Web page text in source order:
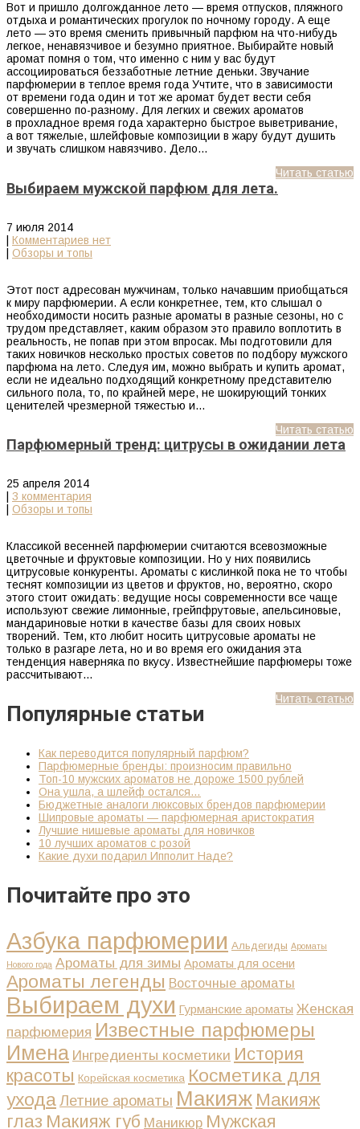
Вот и пришло долгожданное лето — время отпусков, пляжного
отдыха и романтических прогулок по ночному городу. А еще
лето — это время сменить привычный парфюм на что-нибудь
легкое, ненавязчивое и безумно приятное. Выбирайте новый
аромат помня о том, что именно с ним у вас будут
ассоциироваться беззаботные летние деньки. Звучание
парфюмерии в теплое время года Учтите, что в зависимости
от времени года один и тот же аромат будет вести себя
совершенно по-разному. Для легких и свежих ароматов
в прохладное время года характерно быстрое выветривание,
а вот тяжелые, шлейфовые композиции в жару будут душить
и звучать слишком навязчиво. Дело…
Читать статью
Выбираем мужской парфюм для лета.
7 июля 2014
| Комментариев нет
| Обзоры и топы
Этот пост адресован мужчинам, только начавшим приобщаться
к миру парфюмерии. А если конкретнее, тем, кто слышал о
необходимости носить разные ароматы в разные сезоны, но с
трудом представляет, каким образом это правило воплотить в
реальность, не попав при этом впросак. Мы подготовили для
таких новичков несколько простых советов по подбору мужского
парфюма на лето. Следуя им, можно выбрать и купить аромат,
если не идеально подходящий конкретному представителю
сильного пола, то, по крайней мере, не шокирующий тонких
ценителей чрезмерной тяжестью и…
Читать статью
Парфюмерный тренд: цитрусы в ожидании лета
25 апреля 2014
3 комментария
Обзоры и топы
Классикой весенней парфюмерии считаются всевозможные
цветочные и фруктовые композиции. Но у них появились
цитрусовые конкуренты. Ароматы с кислинкой пока не то чтобы
теснят композиции из цветов и фруктов, но, вероятно, скоро
этого стоит ожидать: ведущие носы современности все чаще
используют свежие лимонные, грейпфрутовые, апельсиновые,
мандариновые нотки в качестве базы для своих новых
творений. Тем, кто любит носить цитрусовые ароматы не
только в разгаре лета, но и во время его ожидания эта
тенденция наверняка по вкусу. Известнейшие парфюмеры тоже
рассчитывают…
Читать статью
Популярные статьи
Как переводится популярный парфюм?
Парфюмерные бренды: произносим правильно
Топ-10 мужских ароматов не дороже 1500 рублей
Она ушла, а шлейф остался…
Бюджетные аналоги люксовых брендов парфюмерии
Шипровые ароматы — парфюмерная аристократия
Лучшие нишевые ароматы для новичков
10 лучших ароматов с розой
Какие духи подарил Ипполит Наде?
Почитайте про это
Азбука парфюмерии Альдегиды Ароматы
Нового года Ароматы для зимы Ароматы для осени
Ароматы легенды Восточные ароматы
Выбираем духи Гурманские ароматы Женская
парфюмерия Известные парфюмеры
Имена Ингредиенты косметики История
красоты Корейская косметика Косметика для
ухода Летние ароматы Макияж Макияж
глаз Макияж губ Маникюр Мужская